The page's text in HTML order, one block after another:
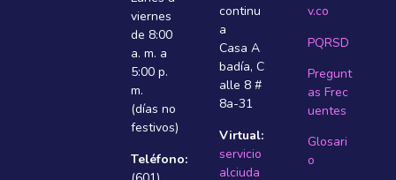
viernes
de 8:00
a. m. a
5:00 p.
m.
(días no
festivos)
Teléfono:
continu
a
Casa A
badí­a, C
alle 8 #
8a-31
Virtual:
servicio
alciuda
v.co
PQRSD
Pregunt
as Frec
uentes
Glosari
o